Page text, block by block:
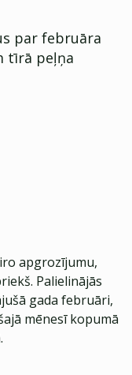
par februāra
tīrā peļņa
apgrozījumu,
Palielinājās
gada februāri,
mēnesī kopumā